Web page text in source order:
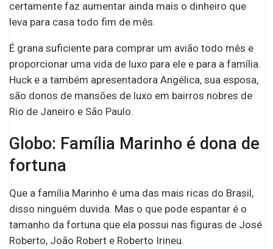
certamente faz aumentar ainda mais o dinheiro que
leva para casa todo fim de mês.
É grana suficiente para comprar um avião todo mês e
proporcionar uma vida de luxo para ele e para a família.
Huck e a também apresentadora Angélica, sua esposa,
são donos de mansões de luxo em bairros nobres de
Rio de Janeiro e São Paulo.
Globo: Família Marinho é dona de
fortuna
Que a família Marinho é uma das mais ricas do Brasil,
disso ninguém duvida. Mas o que pode espantar é o
tamanho da fortuna que ela possui nas figuras de José
Roberto, João Robert e Roberto Irineu.